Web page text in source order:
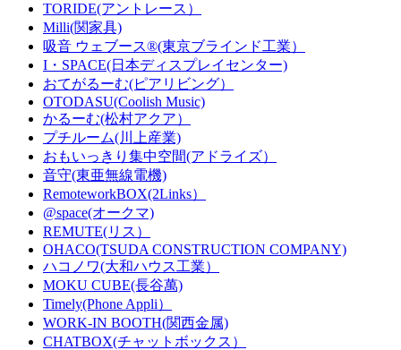
TORIDE(アントレース）
Milli(関家具)
吸音 ウェブース®︎(東京ブラインド工業）
I・SPACE(日本ディスプレイセンター)
おてがるーむ(ピアリビング）
OTODASU(Coolish Music)
かるーむ(松村アクア）
プチルーム(川上産業)
おもいっきり集中空間(アドライズ）
音守(東亜無線電機)
RemoteworkBOX(2Links）
@space(オークマ)
REMUTE(リス）
OHACO(TSUDA CONSTRUCTION COMPANY)
ハコノワ(大和ハウス工業）
MOKU CUBE(長谷萬)
Timely(Phone Appli）
WORK-IN BOOTH(関西金属)
CHATBOX(チャットボックス）